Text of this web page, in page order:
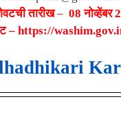
तारीख–08 नोव्हेंबर
– https://